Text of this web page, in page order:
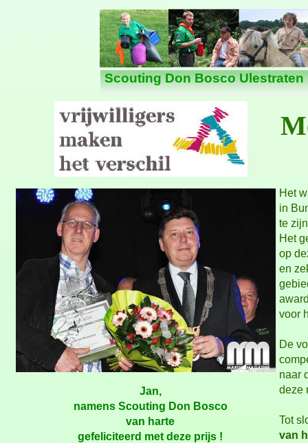
Nieuws
Scouting Don Bosco Ulestraten
Het
in
te
Het
op
en
voor
De
naar
deze
Tot
van
Jan,
namens Scouting Don Bosco
van harte
gefeliciteerd met deze prijs !